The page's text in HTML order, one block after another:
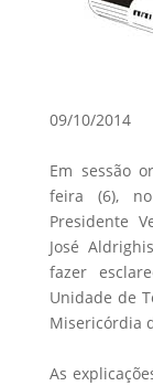
09/10/2014
Em sessão
feira (6),
Presidente
José
fazer
Unidade de
Misericórdia
As